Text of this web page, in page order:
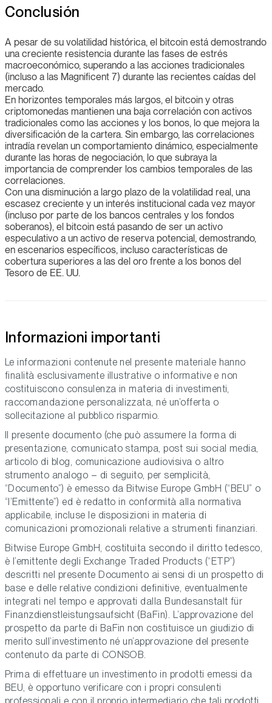
Conclusión
A pesar de su volatilidad histórica, el bitcoin está demostrando
una creciente resistencia durante las fases de estrés
macroeconómico, superando a las acciones tradicionales
(incluso a las Magnificent 7) durante las recientes caídas del
mercado.
En horizontes temporales más largos, el bitcoin y otras
criptomonedas mantienen una baja correlación con activos
tradicionales como las acciones y los bonos, lo que mejora la
diversificación de la cartera. Sin embargo, las correlaciones
intradía revelan un comportamiento dinámico, especialmente
durante las horas de negociación, lo que subraya la
importancia de comprender los cambios temporales de las
correlaciones.
Con una disminución a largo plazo de la volatilidad real, una
escasez creciente y un interés institucional cada vez mayor
(incluso por parte de los bancos centrales y los fondos
soberanos), el bitcoin está pasando de ser un activo
especulativo a un activo de reserva potencial, demostrando,
en escenarios específicos, incluso características de
cobertura superiores a las del oro frente a los bonos del
Tesoro de EE. UU.
Informazioni importanti
Le informazioni contenute nel presente materiale hanno
finalità esclusivamente illustrative o informative e non
costituiscono consulenza in materia di investimenti,
raccomandazione personalizzata, né un’offerta o
sollecitazione al pubblico risparmio.
Il presente documento (che può assumere la forma di
presentazione, comunicato stampa, post sui social media,
articolo di blog, comunicazione audiovisiva o altro
strumento analogo – di seguito, per semplicità,
“Documento”) è emesso da Bitwise Europe GmbH (“BEU” o
“l’Emittente”) ed è redatto in conformità alla normativa
applicabile, incluse le disposizioni in materia di
comunicazioni promozionali relative a strumenti finanziari.
Bitwise Europe GmbH, costituita secondo il diritto tedesco,
è l’emittente degli Exchange Traded Products (“ETP”)
descritti nel presente Documento ai sensi di un prospetto di
base e delle relative condizioni definitive, eventualmente
integrati nel tempo e approvati dalla Bundesanstalt für
Finanzdienstleistungsaufsicht (BaFin). L’approvazione del
prospetto da parte di BaFin non costituisce un giudizio di
merito sull’investimento né un’approvazione del presente
contenuto da parte di CONSOB.
Prima di effettuare un investimento in prodotti emessi da
BEU, è opportuno verificare con i propri consulenti